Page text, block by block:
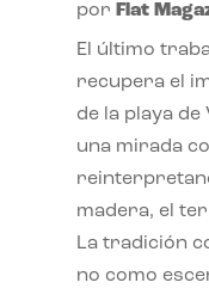
por Flat
El último
recupera el
de la playa de
una mirada
madera, el
La tradición
no como